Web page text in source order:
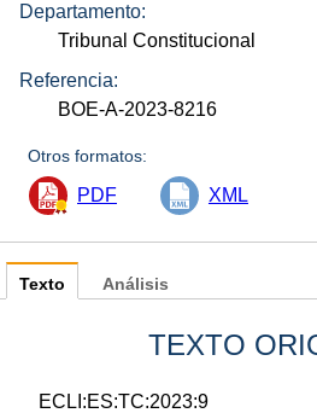
Departamento:
Tribunal Constitucional
Referencia:
BOE-A-2023-8216
Otros formatos:
PDF XML
Texto
TEXTO
ECLI:ES:TC:2023:9
Análisis